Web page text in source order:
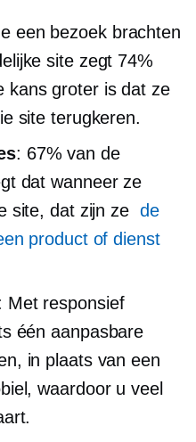
een bezoek brachten
site zegt 74%
kans groter is dat ze
site terugkeren.
: 67% van de
dat wanneer ze
site, dat zijn ze de
product of dienst
Met responsief
één aanpasbare
in plaats van een
waardoor u veel